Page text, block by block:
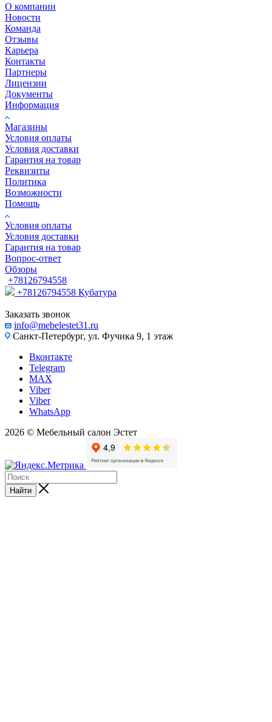
О компании
Новости
Команда
Отзывы
Карьера
Контакты
Партнеры
Лицензии
Документы
Информация
Магазины
Условия оплаты
Условия доставки
Гарантия на товар
Реквизиты
Политика
Возможности
Помощь
Условия оплаты
Условия доставки
Гарантия на товар
Вопрос-ответ
Обзоры
+78126794558
+78126794558 Кубатура
Заказать звонок
info@mebelestet31.ru
Санкт-Петербург, ул. Фучика 9, 1 этаж
Вконтакте
Telegram
MAX
Viber
Viber
WhatsApp
2026 © Мебельный салон Эстет
Найти